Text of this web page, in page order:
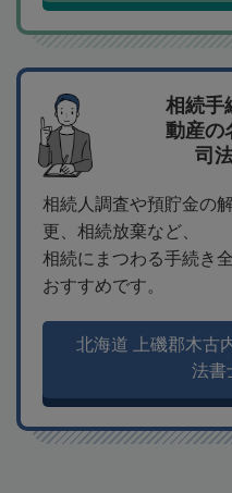
相続手
動産の
司
相続人調査や預貯金の
更、相続放棄など、
相続にまつわる手続き
おすすめです。
北海道 上磯郡木古
法書